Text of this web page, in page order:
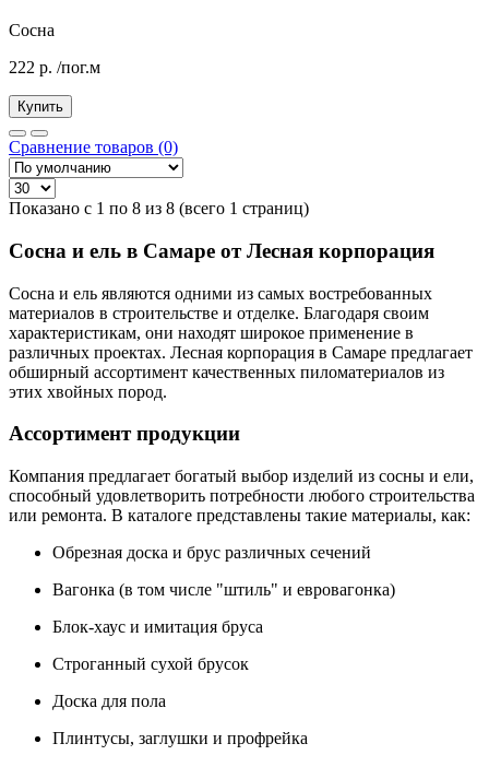
Сосна
222 р. /пог.м
Купить
Сравнение товаров (0)
Показано с 1 по 8 из 8 (всего 1 страниц)
Сосна и ель в Самаре от Лесная корпорация
Сосна и ель являются одними из самых востребованных
материалов в строительстве и отделке. Благодаря своим
характеристикам, они находят широкое применение в
различных проектах. Лесная корпорация в Самаре предлагает
обширный ассортимент качественных пиломатериалов из
этих хвойных пород.
Ассортимент продукции
Компания предлагает богатый выбор изделий из сосны и ели,
способный удовлетворить потребности любого строительства
или ремонта. В каталоге представлены такие материалы, как:
Обрезная доска и брус различных сечений
Вагонка (в том числе "штиль" и евровагонка)
Блок-хаус и имитация бруса
Строганный сухой брусок
Доска для пола
Плинтусы, заглушки и профрейка